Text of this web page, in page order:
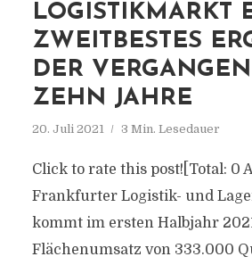
LOGISTIKMARKT
ZWEITBESTES
DER
ZEHN JAHRE
20. Juli 2021 3 Min. Lesedauer
Click to rate this post![Total: 0
Frankfurter Logistik- und
kommt im ersten Halbjahr
Flächenumsatz von 333.000